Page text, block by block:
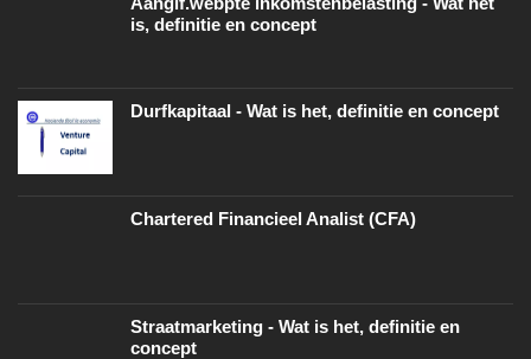
is, definitie en concept
Durfkapitaal - Wat is het, definitie en concept
Chartered Financieel Analist (CFA)
Straatmarketing - Wat is het, definitie en
concept